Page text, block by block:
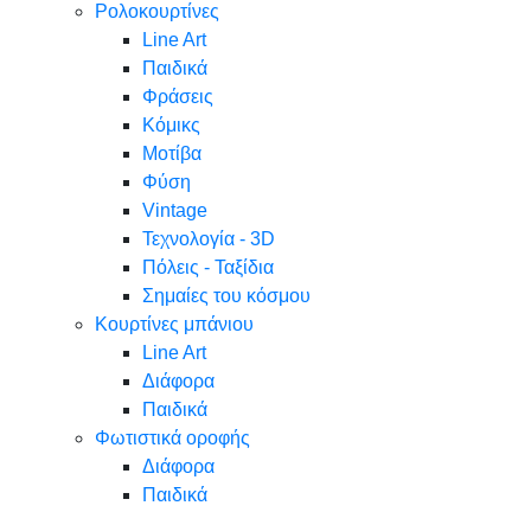
Ρολοκουρτίνες
Line Art
Παιδικά
Φράσεις
Κόμικς
Μοτίβα
Φύση
Vintage
Τεχνολογία - 3D
Πόλεις - Ταξίδια
Σημαίες του κόσμου
Κουρτίνες μπάνιου
Line Art
Διάφορα
Παιδικά
Φωτιστικά οροφής
Διάφορα
Παιδικά